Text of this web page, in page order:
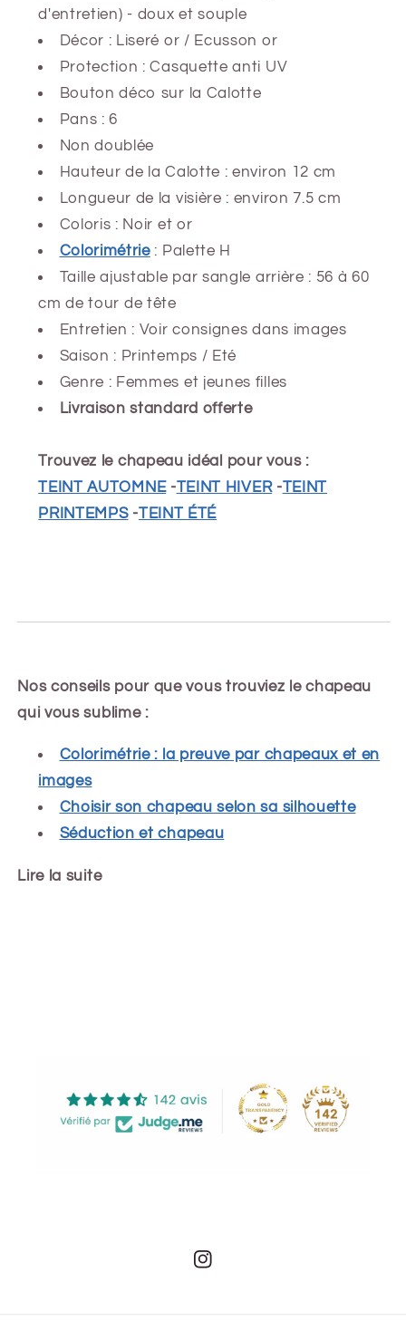
d'entretien) - doux et souple
Décor : Liseré or / Ecusson or
Protection : Casquette anti UV
Bouton déco sur la Calotte
Pans : 6
Non doublée
Hauteur de la Calotte : environ 12 cm
Longueur de la visière : environ 7.5 cm
Coloris : Noir et or
Colorimétrie : Palette H
Taille ajustable par sangle arrière : 56 à 60
cm de tour de tête
Entretien : Voir consignes dans images
Saison : Printemps / Eté
Genre : Femmes et jeunes filles
Livraison standard offerte
Trouvez le chapeau idéal pour vous :
TEINT AUTOMNE-TEINT HIVER-TEINT
PRINTEMPS-TEINT ÉTÉ
Nos conseils pour que vous trouviez le chapeau
qui vous sublime :
Colorimétrie : la preuve par chapeaux et en
images
Choisir son chapeau selon sa silhouette
Séduction et chapeau
Lire la suite
Instagram